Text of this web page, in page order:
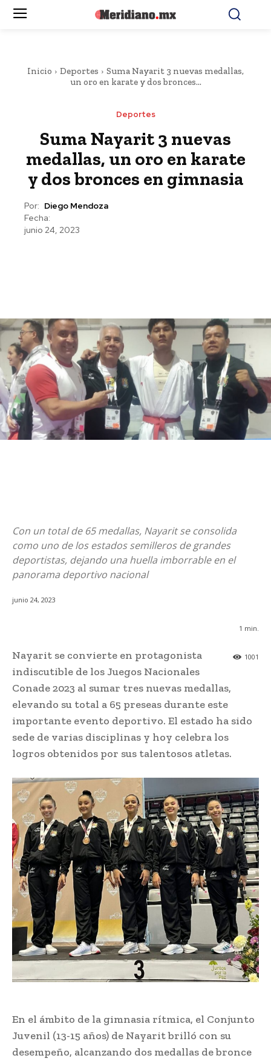
Inicio Deportes
Suma Nayarit 3 nuevas medallas,
un oro en karate y dos bronces...
Deportes
Suma Nayarit 3 nuevas
medallas, un oro en karate
y dos bronces en gimnasia
Por: Diego Mendoza
Fecha:
junio 24, 2023
Con un total de 65 medallas, Nayarit se consolida
como uno de los estados semilleros de grandes
deportistas, dejando una huella imborrable en el
panorama deportivo nacional
junio 24, 2023
1 min.
1001
Nayarit se convierte en protagonista
indiscutible de los Juegos Nacionales
Conade 2023 al sumar tres nuevas medallas,
elevando su total a 65 preseas durante este
importante evento deportivo. El estado ha sido
sede de varias disciplinas y hoy celebra los
logros obtenidos por sus talentosos atletas.
En el ámbito de la gimnasia rítmica, el Conjunto
Juvenil (13-15 años) de Nayarit brilló con su
desempeño, alcanzando dos medallas de bronce